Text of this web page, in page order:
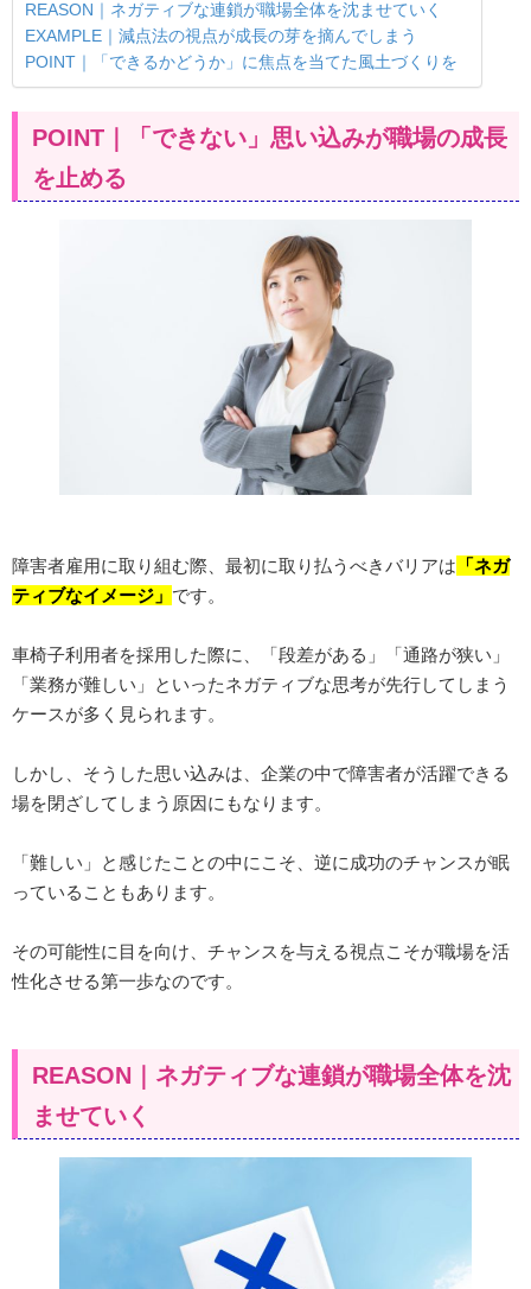
REASON｜ネガティブな連鎖が職場全体を沈ませていく
EXAMPLE｜減点法の視点が成長の芽を摘んでしまう
POINT｜「できるかどうか」に焦点を当てた風土づくりを
POINT｜「できない」思い込みが職場の成長
を止める
障害者雇用に取り組む際、最初に取り払うべきバリアは 「ネガ
ティブなイメージ」 です。
車椅子利用者を採用した際に、「段差がある」「通路が狭い」
「業務が難しい」といったネガティブな思考が先行してしまう
ケースが多く見られます。
しかし、そうした思い込みは、企業の中で障害者が活躍できる
場を閉ざしてしまう原因にもなります。
「難しい」と感じたことの中にこそ、逆に成功のチャンスが眠
っていることもあります。
その可能性に目を向け、チャンスを与える視点こそが職場を活
性化させる第一歩なのです。
REASON｜ネガティブな連鎖が職場全体を沈
ませていく